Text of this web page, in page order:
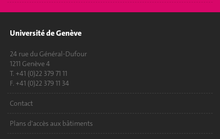
Université de Genève
24 rue du Général-Dufour
1211 Genève 4
T. +41 (0)22 379 71 11
F. +41 (0)22 379 11 34
Contact
Plans d'accès aux bâtiments